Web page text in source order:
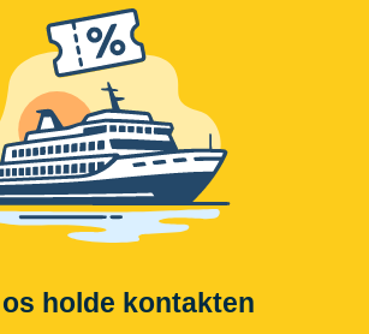
holde kontakten